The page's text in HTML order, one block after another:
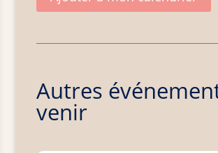
Autres
venir